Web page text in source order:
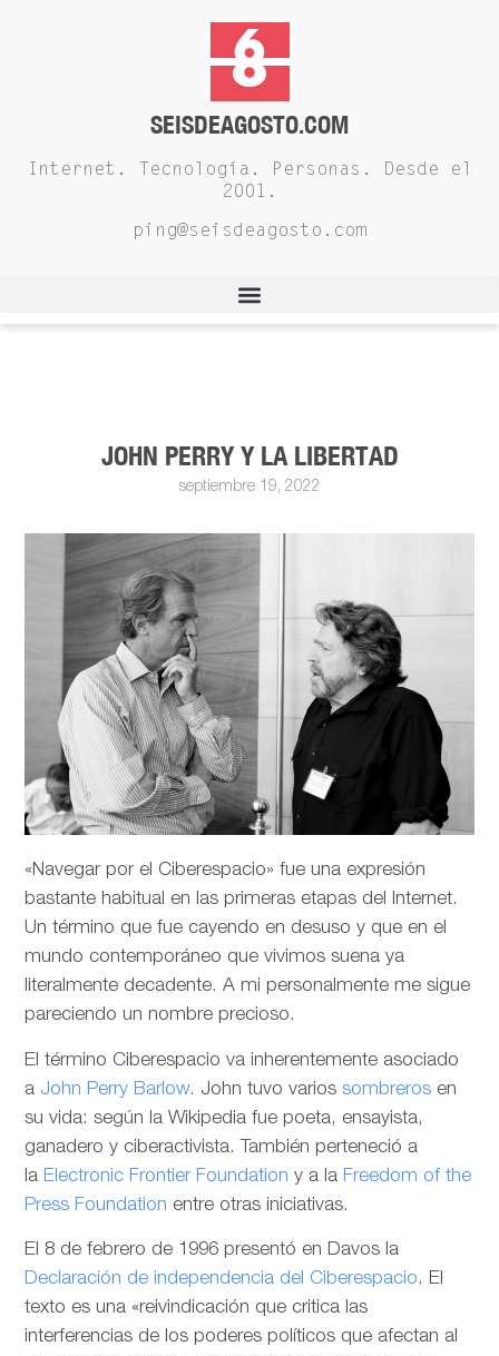
SEISDEAGOSTO.COM
Internet. Tecnología. Personas. Desde el
2001.
ping@seisdeagosto.com
JOHN PERRY Y LA LIBERTAD
septiembre 19, 2022
«Navegar por el Ciberespacio» fue una expresión
bastante habitual en las primeras etapas del Internet.
Un término que fue cayendo en desuso y que en el
mundo contemporáneo que vivimos suena ya
literalmente decadente. A mi personalmente me sigue
pareciendo un nombre precioso.
El término Ciberespacio va inherentemente asociado
a John Perry Barlow. John tuvo variossombreros en
su vida: según la Wikipedia fue poeta, ensayista,
ganadero y ciberactivista. También perteneció a
la Electronic Frontier Foundation y a la Freedom of the
Press Foundation entre otras iniciativas.
El 8 de febrero de 1996 presentó en Davos la
Declaración de independencia del Ciberespacio. El
texto es una «reivindicación que critica las
interferencias de los poderes políticos que afectan al